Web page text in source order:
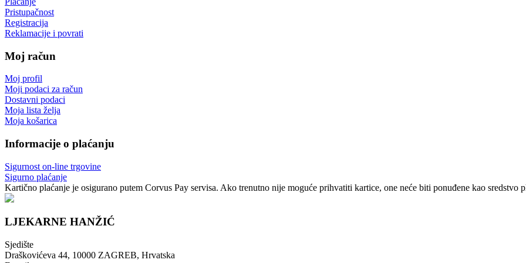
Pristupačnost
Registracija
Reklamacije i povrati
Moj račun
Moj profil
Moji podaci za račun
Dostavni podaci
Moja lista želja
Moja košarica
Informacije o plaćanju
Sigurnost on-line trgovine
Sigurno plaćanje
Kartično plaćanje je osigurano putem Corvus Pay servisa. Ako trenutno nije moguće prihvatiti kartice, one neće biti ponuđene kao sredstvo
LJEKARNE HANŽIĆ
Sjedište
Draškovićeva 44, 10000 ZAGREB, Hrvatska